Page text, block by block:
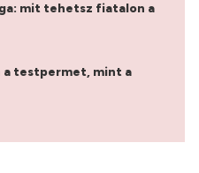
mit tehetsz fiatalon a
a testpermet, mint a